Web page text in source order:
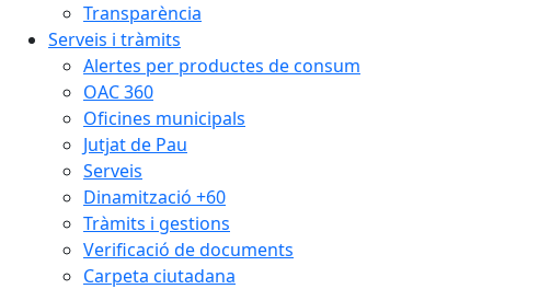
Transparència
Serveis i tràmits
Alertes per productes de consum
OAC 360
Oficines municipals
Jutjat de Pau
Serveis
Dinamització +60
Tràmits i gestions
Verificació de documents
Carpeta ciutadana